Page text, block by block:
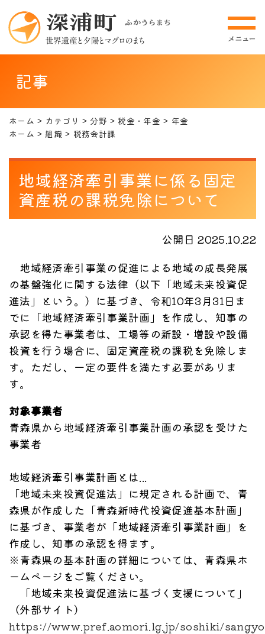
記事
ホーム カテゴリ 分野 税金・年金
年金
ホーム
組織 税務会計課
地域経済牽引事業に係る固定
資産税の課税免除について
公開日 2025.10.22
地域経済牽引事業の促進による地域の成長発展
の基盤強化に関する法律（以下「地域未来投資促
進法」という。）に基づき、令和10年3月31日ま
でに「地域経済牽引事業計画」を作成し、知事の
承認を得た事業者は、工場等の新設・増設や設備
投資を行う場合に、固定資産税の課税を免除しま
す。ただし、一定の要件を満たす必要がありま
す。
対象事業者
青森県から地域経済牽引事業計画の承認を受けた
事業者
地域経済牽引事業計画とは...
「地域未来投資促進法」に規定される計画で、青
森県が作成した「青森新時代投資促進基本計画」
に基づき、事業者が「地域経済牽引事業計画」を
作成し、知事の承認を得ます。
※青森県の基本計画の詳細については、青森県ホ
ームページをご覧ください。
「地域未来投資促進法に基づく支援について」
（外部サイト）
https://www.pref.aomori.lg.jp/soshiki/